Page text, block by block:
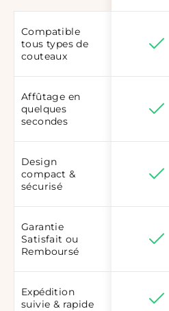
Compatible
tous types de
couteaux
Affûtage en
quelques
secondes
Design
compact &
sécurisé
Garantie
Satisfait ou
Remboursé
Expédition
suivie & rapide